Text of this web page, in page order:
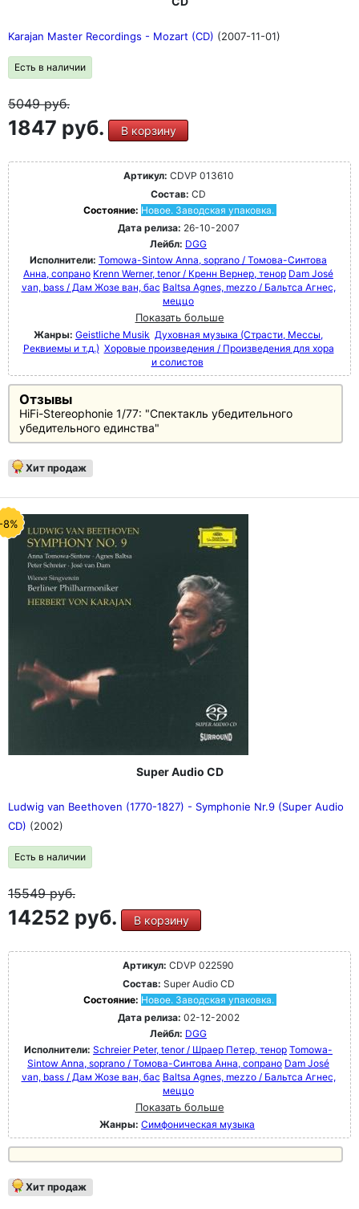
Karajan Master Recordings - Mozart (CD) (2007-11-01)
Есть в наличии
5049руб.
1847 руб. В корзину
Артикул: CDVP 013610
Состав: CD
Состояние: Новое. Заводская упаковка.
Дата релиза: 26-10-2007
Лейбл: DGG
Исполнители: Tomowa-Sintow Anna, soprano / Томова-Синтова
Анна, сопрано Krenn Werner, tenor / Кренн Вернер, тенор Dam José
van, bass / Дам Жозе ван, бас Baltsa Agnes, mezzo / Бальтса Агнес,
меццо
Показать больше
Жанры: Geistliche Musik Духовная музыка (Страсти, Мессы,
Реквиемы и т.д.) Хоровые произведения / Произведения для хора
и солистов
Отзывы
HiFi-Stereophonie 1/77: "Спектакль убедительного
убедительного единства"
Хит продаж
8%
Super Audio CD
Ludwig van Beethoven (1770-1827) - Symphonie Nr.9 (Super Audio
CD) (2002)
Есть в наличии
15549руб.
14252 руб. В корзину
Артикул: CDVP 022590
Состав: Super Audio CD
Состояние: Новое. Заводская упаковка.
Дата релиза: 02-12-2002
Лейбл: DGG
Исполнители: Schreier Peter, tenor / Шраер Петер, тенор Tomowa-
Sintow Anna, soprano / Томова-Синтова Анна, сопрано Dam José
van, bass / Дам Жозе ван, бас Baltsa Agnes, mezzo / Бальтса Агнес,
меццо
Показать больше
Жанры: Симфоническая музыка
Хит продаж